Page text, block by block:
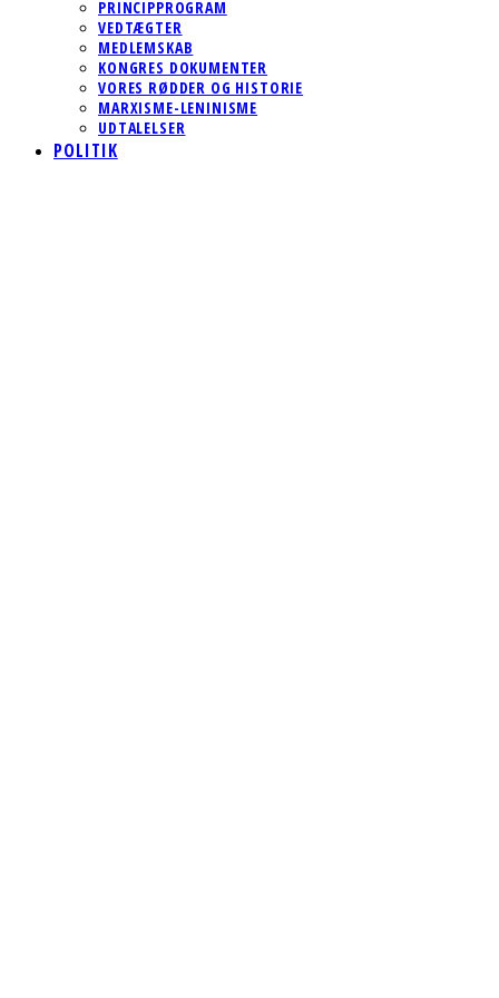
PRINCIPPROGRAM
VEDTÆGTER
MEDLEMSKAB
KONGRES DOKUMENTER
VORES RØDDER OG HISTORIE
MARXISME-LENINISME
UDTALELSER
POLITIK